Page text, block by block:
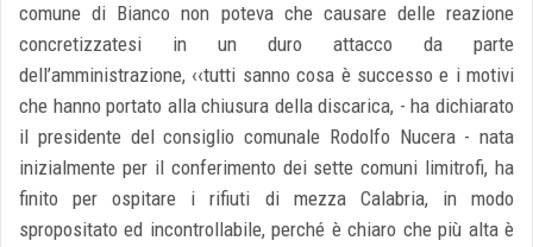
comune di Bianco non poteva che causare delle reazione
concretizzatesi in un duro attacco da parte
dell’amministrazione, ‹‹tutti sanno cosa è successo e i motivi
che hanno portato alla chiusura della discarica, - ha dichiarato
il presidente del consiglio comunale Rodolfo Nucera - nata
inizialmente per il conferimento dei sette comuni limitrofi, ha
finito per ospitare i rifiuti di mezza Calabria, in modo
spropositato ed incontrollabile, perché è chiaro che più alta è